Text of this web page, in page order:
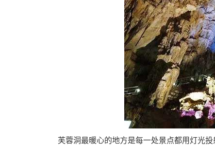
芙蓉洞最暖心的地方是每一处景点都用灯光投